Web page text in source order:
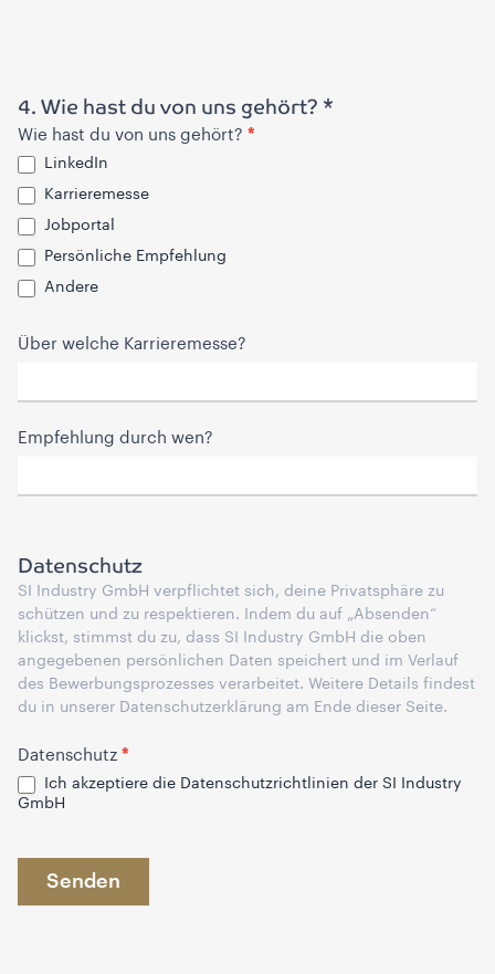
4. Wie hast du von uns gehört? *
Wie hast du von uns gehört? *
LinkedIn
Karrieremesse
Jobportal
Persönliche Empfehlung
Andere
Über welche Karrieremesse?
Empfehlung durch wen?
Datenschutz
SI Industry GmbH verpflichtet sich, deine Privatsphäre zu
schützen und zu respektieren. Indem du auf „Absenden“
klickst, stimmst du zu, dass SI Industry GmbH die oben
angegebenen persönlichen Daten speichert und im Verlauf
des Bewerbungsprozesses verarbeitet. Weitere Details findest
du in unserer Datenschutzerklärung am Ende dieser Seite.
Datenschutz *
Ich akzeptiere die Datenschutzrichtlinien der SI Industry
GmbH
Senden